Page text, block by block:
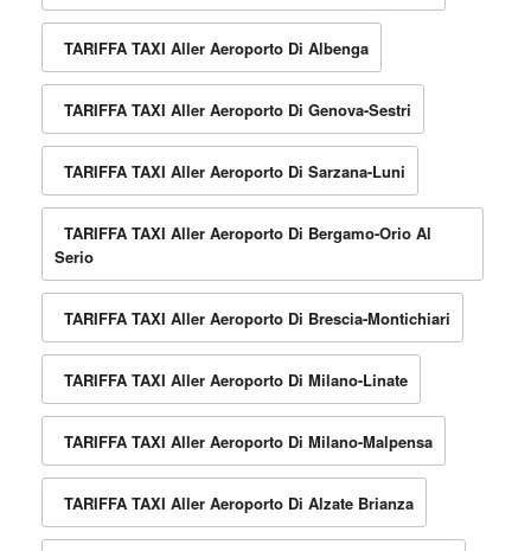
TARIFFA TAXI Aller Aeroporto Di Albenga
TARIFFA TAXI Aller Aeroporto Di Genova-Sestri
TARIFFA TAXI Aller Aeroporto Di Sarzana-Luni
TARIFFA TAXI Aller Aeroporto Di Bergamo-Orio Al
Serio
TARIFFA TAXI Aller Aeroporto Di Brescia-Montichiari
TARIFFA TAXI Aller Aeroporto Di Milano-Linate
TARIFFA TAXI Aller Aeroporto Di Milano-Malpensa
TARIFFA TAXI Aller Aeroporto Di Alzate Brianza